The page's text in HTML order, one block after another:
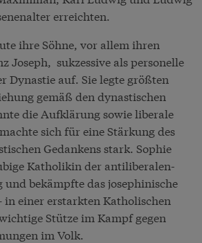
erreichten.
ihre Söhne, vor allem ihren
Joseph, sukzessive als personelle
Dynastie auf. Sie legte größten
gemäß den dynastischen
die Aufklärung sowie liberale
sich für eine Stärkung des
Gedankens stark. Sophie
Katholikin der antiliberalen-
bekämpfte das josephinische
einer erstarkten Katholischen
Stütze im Kampf gegen
im Volk.